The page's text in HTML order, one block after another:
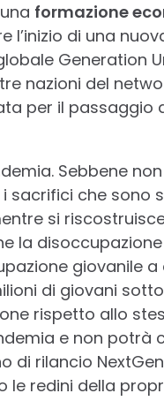
formazione
l’inizio di una
Generation
nazioni del
per il passaggio
Sebbene
sacrifici che sono
si
la
giovanile a
di giovani
rispetto allo
e non potrà
di rilancio
redini della